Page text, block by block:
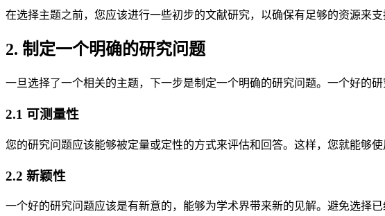
在选择主题之前，您应该进行一些初步的文献研究，以确保有足够的资源来
2. 制定一个明确的研究问题
一旦选择了一个相关的主题，下一步是制定一个明确的研究问题。一个好的研
2.1 可测量性
您的研究问题应该能够被定量或定性的方式来评估和回答。这样，您就能够使
2.2 新颖性
一个好的研究问题应该是有新意的，能够为学术界带来新的见解。避免选择